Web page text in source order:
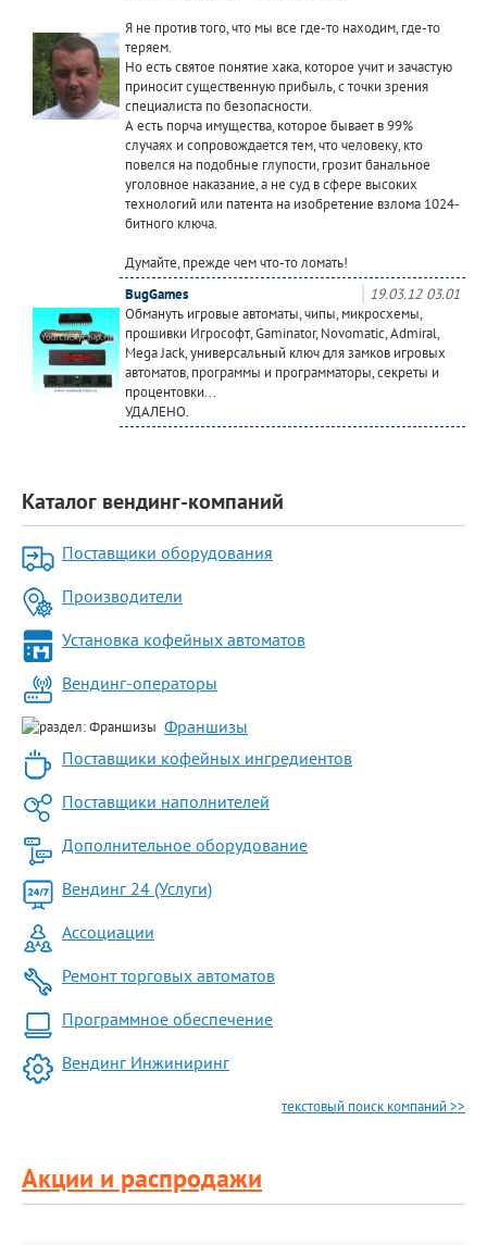
Я не против того, что мы все где-то находим, где-то
теряем.
Но есть святое понятие хака, которое учит и зачастую
приносит существенную прибыль, с точки зрения
специалиста по безопасности.
А есть порча имущества, которое бывает в 99%
случаях и сопровождается тем, что человеку, кто
повелся на подобные глупости, грозит банальное
уголовное наказание, а не суд в сфере высоких
технологий или патента на изобретение взлома 1024-
битного ключа.
Думайте, прежде чем что-то ломать!
19.03.12 03.01
BugGames
Обмануть игровые автоматы, чипы, микросхемы,
прошивки Игрософт, Gaminator, Novomatic, Admiral,
Mega Jack, универсальный ключ для замков игровых
автоматов, программы и программаторы, секреты и
процентовки...
УДАЛЕНО.
Каталог вендинг-компаний
Поставщики оборудования
Производители
Установка кофейных автоматов
Вендинг-операторы
Франшизы
Поставщики кофейных ингредиентов
Поставщики наполнителей
Дополнительное оборудование
Вендинг 24 (Услуги)
Ассоциации
Ремонт торговых автоматов
Программное обеспечение
Вендинг Инжиниринг
текстовый поиск компаний >>
Акции и распродажи